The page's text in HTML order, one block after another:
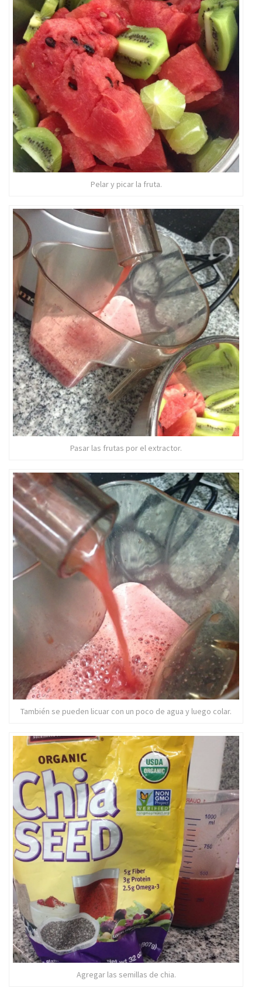
Pelar y picar la fruta.
Pasar las frutas por el extractor.
También se pueden licuar con un poco de agua y luego colar.
Agregar las semillas de chia.